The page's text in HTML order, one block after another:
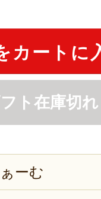
カートに
ト在庫切れ
ーむ